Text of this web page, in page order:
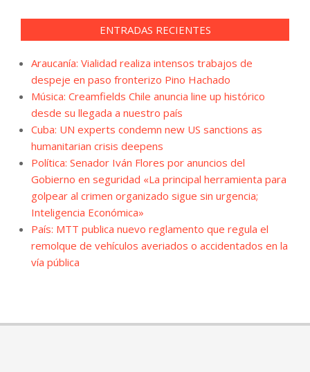
ENTRADAS RECIENTES
Araucanía: Vialidad realiza intensos trabajos de
despeje en paso fronterizo Pino Hachado
Música: Creamfields Chile anuncia line up histórico
desde su llegada a nuestro país
Cuba: UN experts condemn new US sanctions as
humanitarian crisis deepens
Política: Senador Iván Flores por anuncios del
Gobierno en seguridad «La principal herramienta para
golpear al crimen organizado sigue sin urgencia;
Inteligencia Económica»
País: MTT publica nuevo reglamento que regula el
remolque de vehículos averiados o accidentados en la
vía pública